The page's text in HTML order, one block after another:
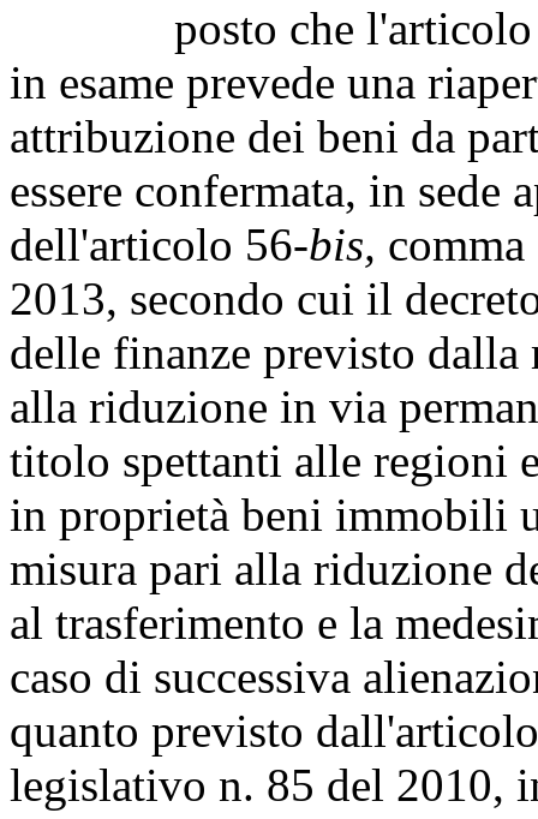
posto che l'articolo 1,
in esame prevede una
attribuzione dei beni da
essere confermata, in
dell'articolo 56-bis,
2013, secondo cui il
delle finanze previsto dalla
alla riduzione in via
titolo spettanti alle regioni
in proprietà beni immobili
misura pari alla riduzione
al trasferimento e la
caso di successiva
quanto previsto
legislativo n. 85 del 2010,